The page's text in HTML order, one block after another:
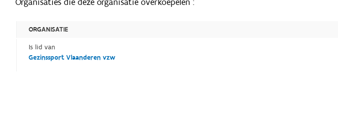
Organisaties die deze organisatie overkoepelen :
ORGANISATIE
Is lid van
Gezinssport Vlaanderen vzw